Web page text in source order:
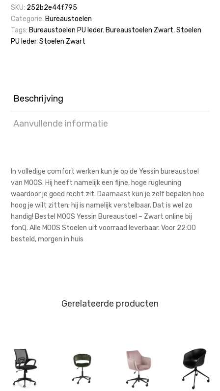
SKU: 252b2e44f795
Categorie: Bureaustoelen
Tags: Bureaustoelen PU leder, Bureaustoelen Zwart,Stoelen
PU leder,Stoelen Zwart
Beschrijving
Aanvullende informatie
In volledige comfort werken kun je op de Yessin bureaustoel
van MOOS. Hij heeft namelijk een fijne, hoge rugleuning
waardoor je goed recht zit. Daarnaast kun je zelf bepalen hoe
hoog je wilt zitten; hij is namelijk verstelbaar. Dat is wel zo
handig! Bestel MOOS Yessin Bureaustoel – Zwart online bij
fonQ. Alle MOOS Stoelen uit voorraad leverbaar. Voor 22:00
besteld, morgen in huis
Gerelateerde producten